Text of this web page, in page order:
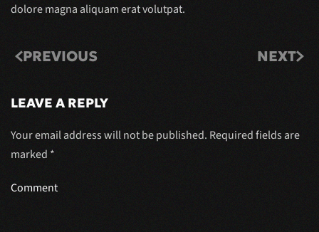
dolore magna aliquam erat volutpat.
PREVIOUS NEXT
LEAVE A REPLY
Your email address will not be published. Required fields are
marked *
Comment